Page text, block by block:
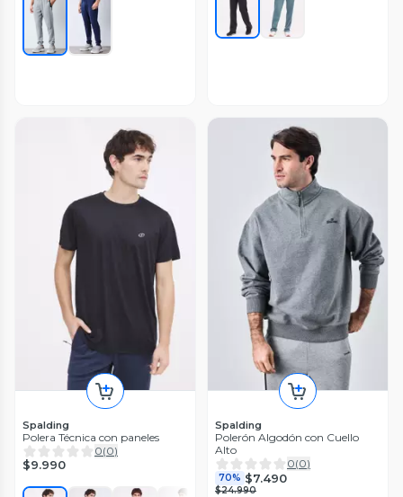
Spalding
Polera Técnica con paneles
0(0)
$9.990
Spalding
Polerón Algodón con Cuello
Alto
0(0)
70% $7.490
$24.990